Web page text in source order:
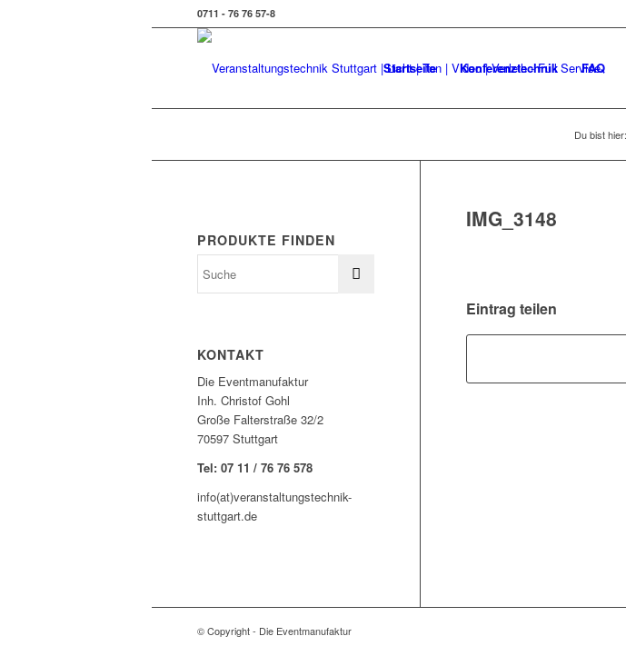
0711 - 76 76 57-8
Startseite Konferenztechnik FAQ
Du bist hier:
IMG_3148
Eintrag teilen
PRODUKTE FINDEN
KONTAKT
Die Eventmanufaktur
Inh. Christof Gohl
Große Falterstraße 32/2
70597 Stuttgart
Tel: 07 11 / 76 76 578
info(at)veranstaltungstechnik-
stuttgart.de
© Copyright - Die Eventmanufaktur